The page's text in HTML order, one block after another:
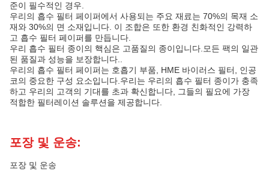
준이 필수적인 경우.
우리의 흡수 필터 페이퍼에서 사용되는 주요 재료는 70%의 목재 소
재와 30%의 면 소재입니다. 이 조합은 또한 환경 친화적인 강력하
고 흡수 필터 페이퍼를 만듭니다.
우리 흡수 필터 종이의 핵심은 고품질의 종이입니다.모든 팩의 일관
된 품질과 성능을 보장합니다..
우리의 흡수 필터 페이퍼는 호흡기 부품, HME 바이러스 필터, 인공
코의 중요한 구성 요소입니다.우리는 우리의 흡수 필터 종이가 충족
하고 우리의 고객의 기대를 초과 확신합니다, 그들의 필요에 가장
적합한 필터레이션 솔루션을 제공합니다.
포장 및 운송:
포장 및 운송